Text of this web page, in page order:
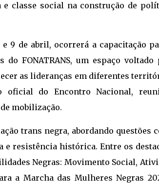
classe social na construção de
9 de abril, ocorrerá a capacitação
do FONATRANS, um espaço voltado
as lideranças em diferentes
oficial do Encontro Nacional,
mobilização.
trans negra, abordando questões
e resistência histórica. Entre os
Negras: Movimento Social,
a Marcha das Mulheres Negras